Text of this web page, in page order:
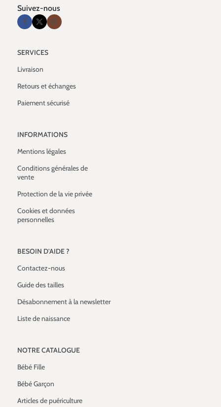
Suivez-nous
SERVICES
Livraison
Retours et échanges
Paiement sécurisé
INFORMATIONS
Mentions légales
Conditions générales de
vente
Protection de la vie privée
Cookies et données
personnelles
BESOIN D'AIDE ?
Contactez-nous
Guide des tailles
Désabonnement à la newsletter
Liste de naissance
NOTRE CATALOGUE
Bébé Fille
Bébé Garçon
Articles de puériculture